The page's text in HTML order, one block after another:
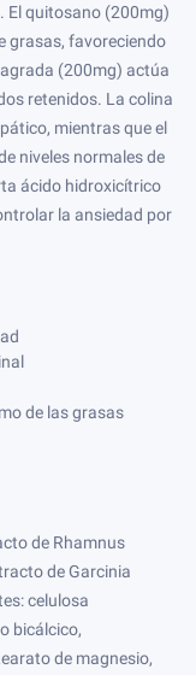
El quitosano (200mg)
grasas, favoreciendo
(200mg) actúa
retenidos. La colina
mientras que el
niveles normales de
ácido hidroxicítrico
la ansiedad por
de las grasas
de Rhamnus
de Garcinia
celulosa
bicálcico,
de magnesio,